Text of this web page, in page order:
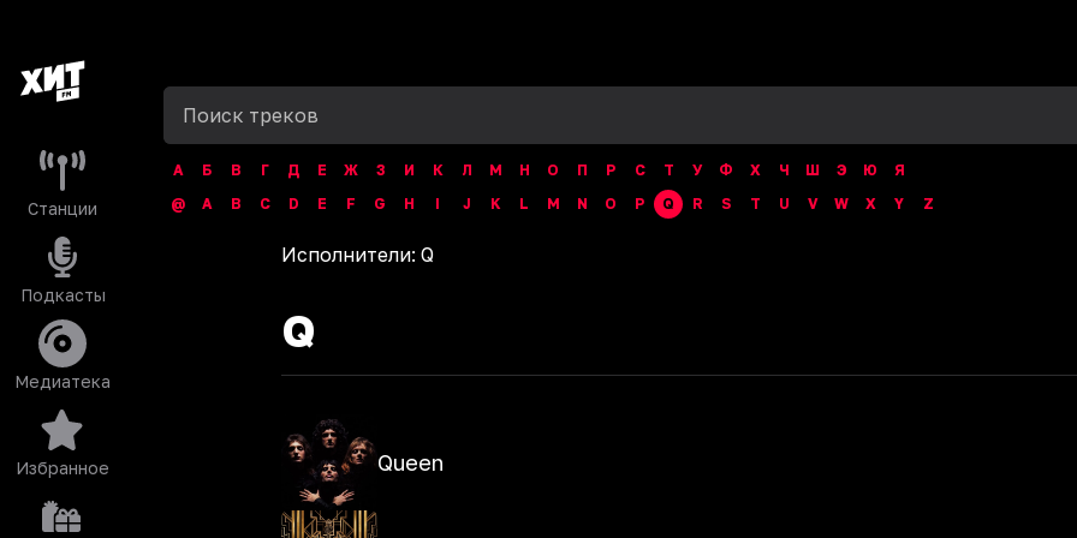
Станции
Подкасты
Медиатека
Избранное
А Б В Г Д Е Ж З И К Л М Н О П Р С Т У Ф Х Ч Ш Э Ю
Я
@
A B C D E F G H I J K L M N O P Q R S T U V W X Y Z
Исполнители: Q
Q
Queen